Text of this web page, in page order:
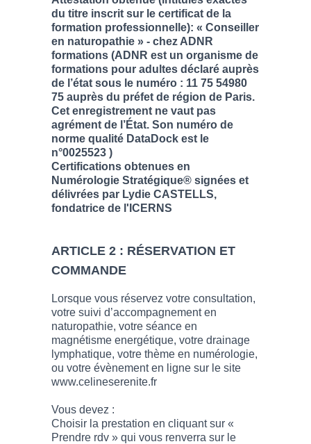
du titre inscrit sur le certificat de la
formation professionnelle): « Conseiller
en naturopathie » - chez ADNR
formations (ADNR est un organisme de
formations pour adultes déclaré auprès
de l’état sous le numéro : 11 75 54980
75 auprès du préfet de région de Paris.
Cet enregistrement ne vaut pas
agrément de l’État. Son numéro de
norme qualité DataDock est le
n°0025523 )
Certifications obtenues en
Numérologie Stratégique® signées et
délivrées par Lydie CASTELLS,
fondatrice de l'ICERNS
ARTICLE 2 : RÉSERVATION ET
COMMANDE
Lorsque vous réservez votre consultation,
votre suivi d’accompagnement en
naturopathie, votre séance en
magnétisme energétique, votre drainage
lymphatique, votre thème en numérologie,
ou votre évènement en ligne sur le site
www.celineserenite.fr
Vous devez :
Choisir la prestation en cliquant sur «
Prendre rdv » qui vous renverra sur le